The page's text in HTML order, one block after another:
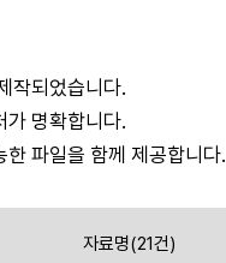
작되었습니다.
가 명확합니다.
파일을 함께 제공합니다.
자료명(21건)